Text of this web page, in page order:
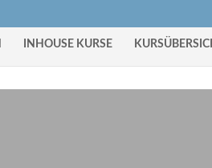
INHOUSE KURSE